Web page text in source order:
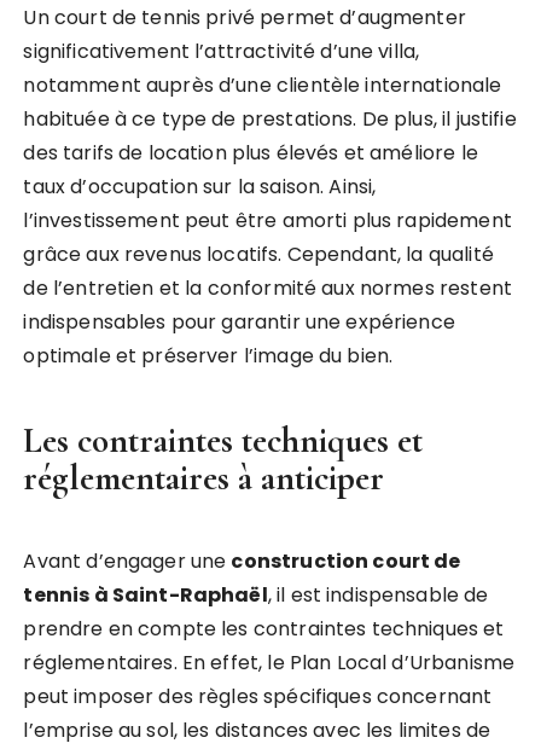
Un court de tennis privé permet d’augmenter
significativement l’attractivité d’une villa,
notamment auprès d’une clientèle internationale
habituée à ce type de prestations. De plus, il justifie
des tarifs de location plus élevés et améliore le
taux d’occupation sur la saison. Ainsi,
l’investissement peut être amorti plus rapidement
grâce aux revenus locatifs. Cependant, la qualité
de l’entretien et la conformité aux normes restent
indispensables pour garantir une expérience
optimale et préserver l’image du bien.
Les contraintes techniques et
réglementaires à anticiper
Avant d’engager une construction court de
tennis à Saint-Raphaël, il est indispensable de
prendre en compte les contraintes techniques et
réglementaires. En effet, le Plan Local d’Urbanisme
peut imposer des règles spécifiques concernant
l’emprise au sol, les distances avec les limites de